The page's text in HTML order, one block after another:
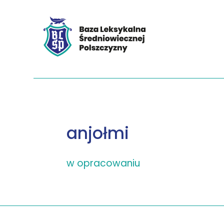
anjołmi
w opracowaniu